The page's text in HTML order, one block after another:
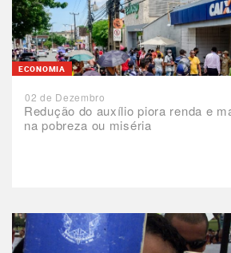
Redução do auxílio piora renda e
na pobreza ou miséria
ECONOMIA
02 de Dezembro